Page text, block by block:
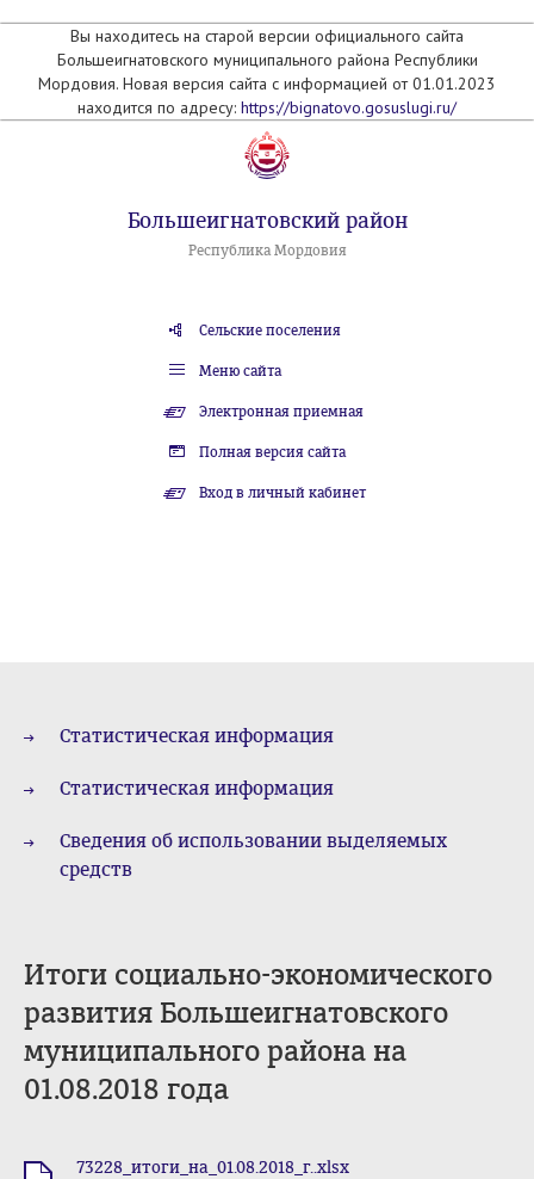
Вы находитесь на старой версии официального сайта
Большеигнатовского муниципального района Республики
Мордовия. Новая версия сайта с информацией от 01.01.2023
находится по адресу: https://bignatovo.gosuslugi.ru/
Большеигнатовский район
Республика Мордовия
Сельские поселения
Меню сайта
Электронная приемная
Полная версия сайта
Вход в личный кабинет
Статистическая информация
Статистическая информация
Сведения об использовании выделяемых
средств
Итоги социально-экономического
развития Большеигнатовского
муниципального района на
01.08.2018 года
73228_итоги_на_01.08.2018_г..xlsx